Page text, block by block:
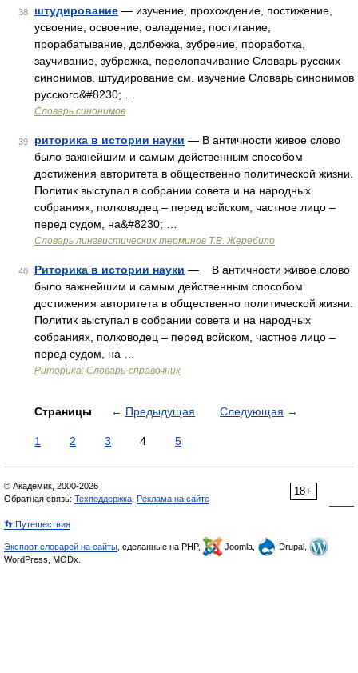
38 штудирование — изучение, прохождение, постижение,
усвоение, освоение, овладение; постигание,
прорабатывание, долбежка, зубрение, проработка,
заучивание, зубрежка, перелопачивание Словарь русских
синонимов. штудирование см. изучение Словарь синонимов
русского&#8230; …
Словарь синонимов
39 риторика в истории науки — В античности живое слово
было важнейшим и самым действенным способом
достижения авторитета в общественно политической жизни.
Политик выступал в собрании совета и на народных
собраниях, полководец – перед войском, частное лицо –
перед судом, на&#8230; …
Словарь лингвистических терминов Т.В. Жеребило
40 Риторика в истории науки — В античности живое слово
было важнейшим и самым действенным способом
достижения авторитета в общественно политической жизни.
Политик выступал в собрании совета и на народных
собраниях, полководец – перед войском, частное лицо –
перед судом, на …
Риторика: Словарь-справочник
Страницы ← Предыдущая Следующая →
1 2 3 4 5
18+
© Академик, 2000-2026
Обратная связь: Техподдержка Реклама на сайте
👣 Путешествия
Экспорт словарей на сайты , сделанные на PHP, Joomla,
Drupal,
WordPress, MODx.